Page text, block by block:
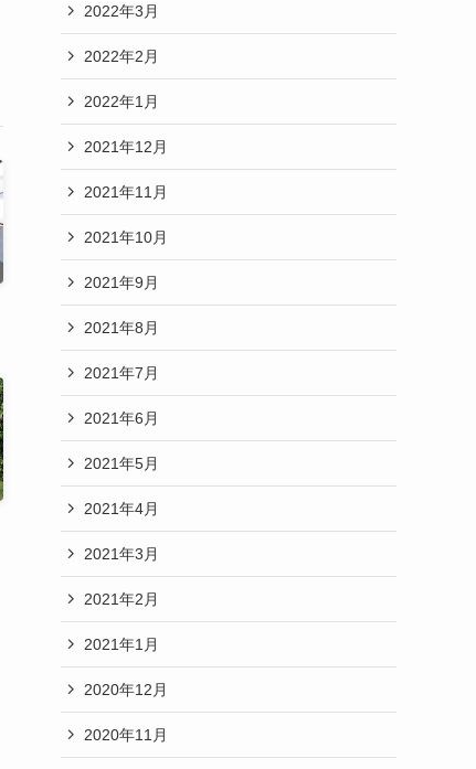
2022年3月
2022年2月
2022年1月
2021年12月
2021年11月
2021年10月
2021年9月
2021年8月
2021年7月
2021年6月
2021年5月
2021年4月
2021年3月
2021年2月
2021年1月
2020年12月
2020年11月